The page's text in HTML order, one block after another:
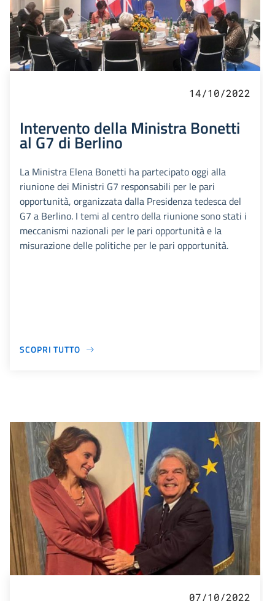
14/10/2022
Intervento della Ministra Bonetti
al G7 di Berlino
La Ministra Elena Bonetti ha partecipato oggi alla
riunione dei Ministri G7 responsabili per le pari
opportunità, organizzata dalla Presidenza tedesca del
G7 a Berlino. I temi al centro della riunione sono stati i
meccanismi nazionali per le pari opportunità e la
misurazione delle politiche per le pari opportunità.
SCOPRI TUTTO
07/10/2022